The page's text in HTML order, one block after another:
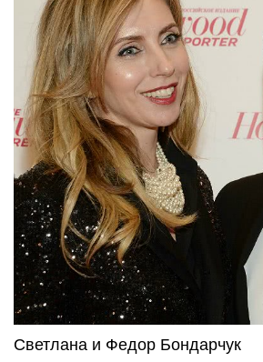
Светлана и Федор Бондарчук